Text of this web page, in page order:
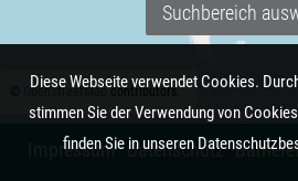
OpenStreetMapcontributors.
Suchbereich
Diese Webseite verwendet Cookies.
stimmen Sie der Verwendung von
finden Sie in unseren
Impressum Datenschutz